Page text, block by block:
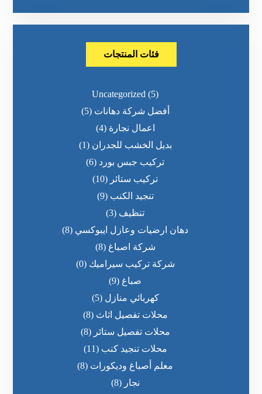
فئات المنتجات
Uncategorized (5)
أفضل شركة دهانات (5)
اعمال نجارة (4)
بديل الخشب للجدران (1)
تركيب جبس بورد (6)
تركيب ستائر (10)
تنجيد الكنب (9)
تنظيف (3)
دهان ارضيات وعازل ايبوكسي (8)
شركة اصباغ (8)
شركة تركيب سيراميك (0)
صباغ (9)
كهربائي منازل (5)
محلات تفصيل اثاث (8)
محلات تفصيل ستائر (8)
محلات تنجيد كنب (11)
معلم أصباغ وديكورات (8)
نجار (8)